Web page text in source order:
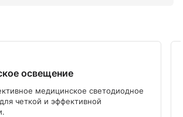
освещение
медицинское светодиодное
четкой и эффективной